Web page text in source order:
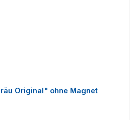
Original" ohne Magnet